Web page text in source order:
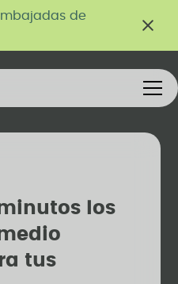
de
los
tus